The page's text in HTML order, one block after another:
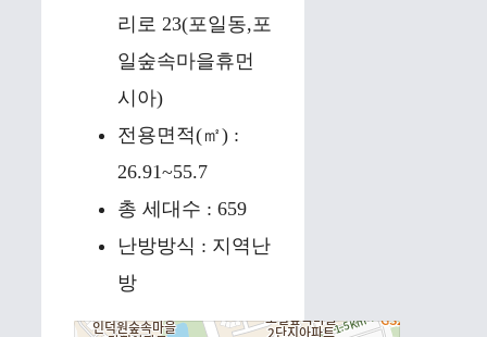
리로 23(포일동,포
일숲속마을휴먼
시아)
전용면적(㎡) :
26.91~55.7
총 세대수 : 659
난방방식 : 지역난
방